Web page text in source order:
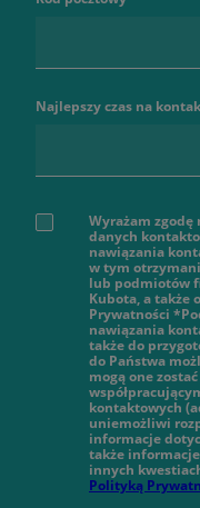
Najlepszy czas na
Wyrażam
danych
nawiązania
w tym
lub podmiotów
Kubota, a także
Prywatności
nawiązania
także do
do Państwa
mogą one
kontaktowych
uniemożliwi
informacje
także
innych
Polityką